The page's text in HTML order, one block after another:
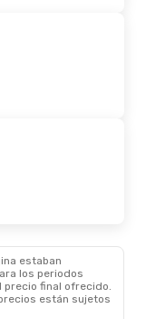
estaban
los periodos
precio final ofrecido.
están sujetos